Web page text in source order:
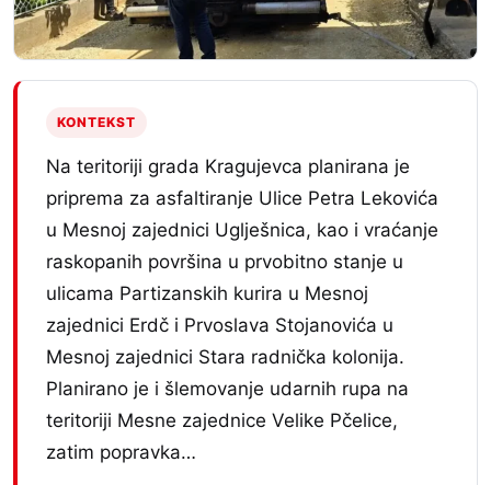
KONTEKST
Na teritoriji grada Kragujevca planirana je
priprema za asfaltiranje Ulice Petra Lekovića
u Mesnoj zajednici Uglješnica, kao i vraćanje
raskopanih površina u prvobitno stanje u
ulicama Partizanskih kurira u Mesnoj
zajednici Erdč i Prvoslava Stojanovića u
Mesnoj zajednici Stara radnička kolonija.
Planirano je i šlemovanje udarnih rupa na
teritoriji Mesne zajednice Velike Pčelice,
zatim popravka…